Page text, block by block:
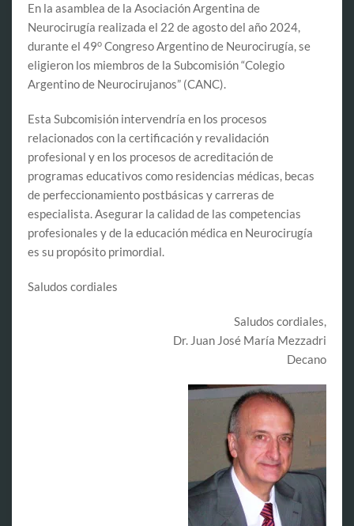
En la asamblea de la Asociación Argentina de
Neurocirugía realizada el 22 de agosto del año 2024,
durante el 49o Congreso Argentino de Neurocirugía, se
eligieron los miembros de la Subcomisión “Colegio
Argentino de Neurocirujanos” (CANC).
Esta Subcomisión intervendría en los procesos
relacionados con la certificación y revalidación
profesional y en los procesos de acreditación de
programas educativos como residencias médicas, becas
de perfeccionamiento postbásicas y carreras de
especialista. Asegurar la calidad de las competencias
profesionales y de la educación médica en Neurocirugía
es su propósito primordial.
Saludos cordiales
Saludos cordiales,
Dr. Juan José María Mezzadri
Decano